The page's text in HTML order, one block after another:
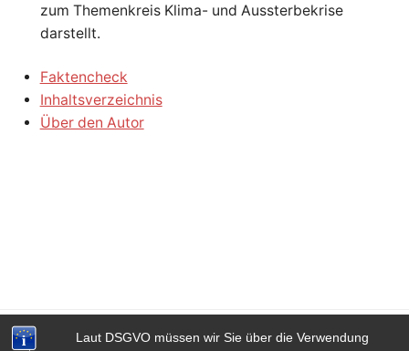
Laut DSGVO müssen wir Sie über die Verwendung
zum Themenkreis Klima- und Aussterbekrise
darstellt.
Faktencheck
Inhaltsverzeichnis
Über den Autor